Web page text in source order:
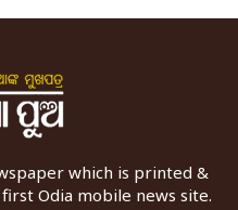
which is printed &
Odia mobile news site.